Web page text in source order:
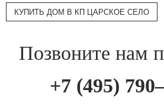
КУПИТЬ ДОМ В КП ЦАРСКОЕ СЕЛО
Позвоните нам
+7 (495)